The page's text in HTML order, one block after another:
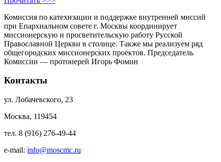
Комиссия по катехизации и поддержке внутренней миссий
при Епархиальном совете г. Москвы координирует
миссионерскую и просветительскую работу Русской
Православной Церкви в столице. Также мы реализуем ряд
общегородских миссионерских проектов. Председатель
Комиссии — протоиерей Игорь Фомин
Контакты
ул. Лобачевского, 23
Москва, 119454
тел. 8 (916) 276-49-44
e-mail: info@moscmc.ru